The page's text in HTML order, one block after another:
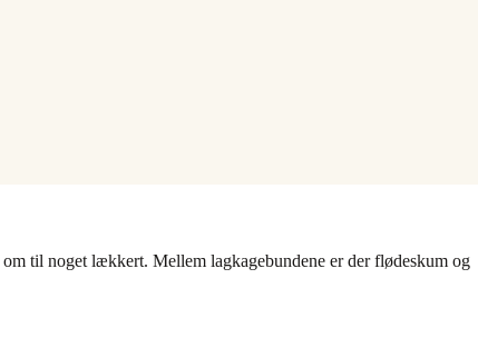
til noget lækkert. Mellem lagkagebundene er der flødeskum og